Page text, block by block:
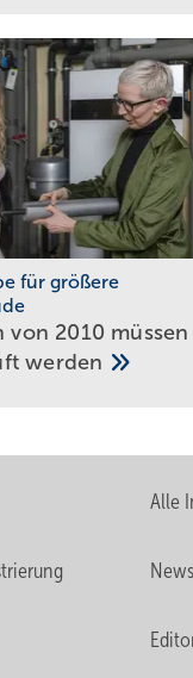
für größere
von 2010 müssen
werden
Alle